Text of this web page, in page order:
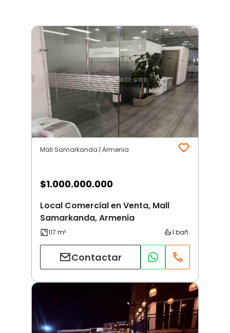
Mall Samarkanda | Armenia
$1.000.000.000
Local Comercial en Venta, Mall
Samarkanda, Armenia
Contactar